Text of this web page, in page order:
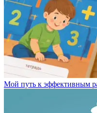
Мой путь к эффективным